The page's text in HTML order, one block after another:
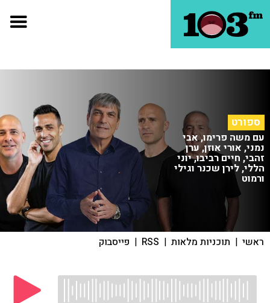
ספורט
עם משה פרימו, אבי
נמני, אורי אוזן, ערן
זהבי, חיים רביבו, יוני
הללי, לירן שכנר וגילי
ורמוט
ראשי | תוכניות מלאות |
RSS
| פייסבוק